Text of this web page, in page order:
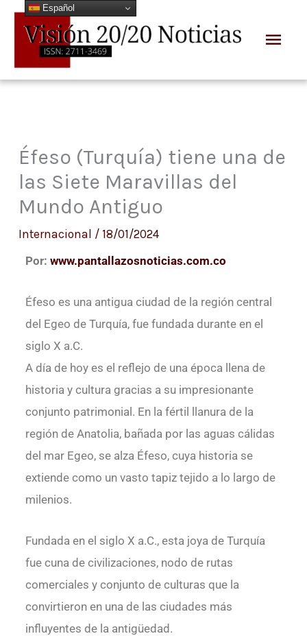
contenido
Éfeso (Turquía) tiene una de
las Siete Maravillas del
Mundo Antiguo
Internacional / 18/01/2024
Por: www.pantallazosnoticias.com.co
Éfeso es una antigua ciudad de la región central
del Egeo de Turquía, fue fundada durante en el
siglo X a.C.
A día de hoy es el reflejo de una época llena de
historia y cultura gracias a su impresionante
conjunto patrimonial. En la fértil llanura de la
región de Anatolia, bañada por las aguas cálidas
del mar Egeo, se alza Éfeso, cuya historia se
extiende como un vasto tapiz tejido a lo largo de
milenios.
Fundada en el siglo X a.C., esta joya de Turquía
fue cuna de civilizaciones, nodo de rutas
comerciales y conjunto de culturas que la
convirtieron en una de las ciudades más
influyentes de la antigüedad.
Español